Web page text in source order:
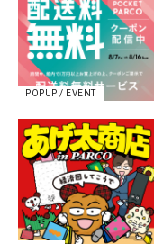
POPUP / EVENT